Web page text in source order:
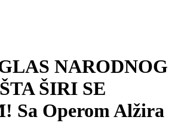
NARODNOG
ŠIRI SE
Sa Operom Alžira